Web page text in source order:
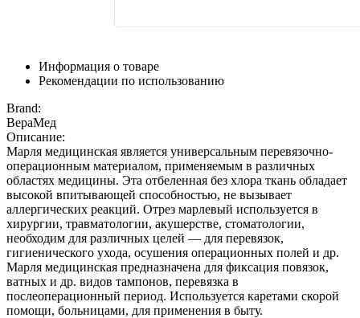
Информация о товаре
Рекомендации по использованию
Brand:
ВераМед
Описание:
Марля медицинская является универсальным перевязочно-
операционным материалом, применяемым в различных
областях медицины. Эта отбеленная без хлора ткань обладает
высокой впитывающей способностью, не вызывает
аллергических реакций. Отрез марлевый используется в
хирургии, травматологии, акушерстве, стоматологии,
необходим для различных целей — для перевязок,
гигиенического ухода, осушения операционных полей и др.
Марля медицинская предназначена для фиксация повязок,
ватных и др. видов тампонов, перевязка в
послеоперационный период. Используется каретами скорой
помощи, больницами, для применения в быту.